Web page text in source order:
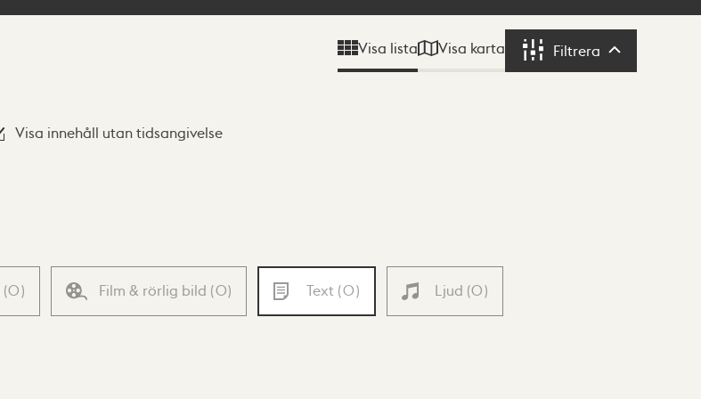
Visa lista Visa karta Filtrera Filtrera
Visa innehåll utan tidsangivelse
(0) Film & rörlig bild (0) Text (0) Ljud (0)